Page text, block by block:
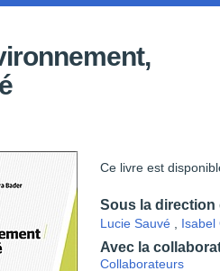
Ce livre est
Sous la direction
Lucie Sauvé Isabel
Avec la
Collaborateurs